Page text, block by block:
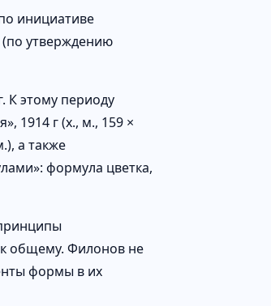
инициативе
утверждению
К этому периоду
1914 г (х., м., 159 ×
а также
формула цветка,
к общему. Филонов не
формы в их